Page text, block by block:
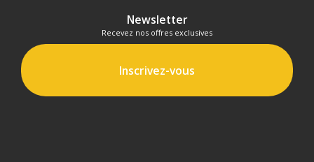
Newsletter
Recevez nos offres exclusives
Inscrivez-vous